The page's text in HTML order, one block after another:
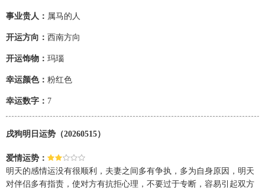
事业贵人： 属马的人
开运方向： 西南方向
开运饰物： 玛瑙
幸运颜色： 粉红色
幸运数字： 7
戌狗明日运势（20260515）
爱情运势：
明天的感情运没有很顺利，夫妻之间多有争执，多为自身原因，明天
对伴侣多有指责，使对方有抗拒心理，不要过于专断，容易引起双方